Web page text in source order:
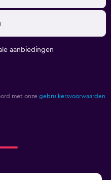
aanbiedingen
met onze gebruikersvoorwaarden